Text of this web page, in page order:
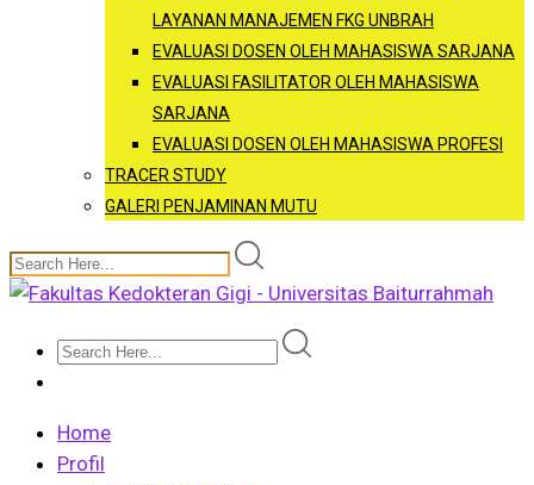
LAYANAN MANAJEMEN FKG UNBRAH
EVALUASI DOSEN OLEH MAHASISWA SARJANA
EVALUASI FASILITATOR OLEH MAHASISWA
SARJANA
EVALUASI DOSEN OLEH MAHASISWA PROFESI
TRACER STUDY
GALERI PENJAMINAN MUTU
Home
Profil